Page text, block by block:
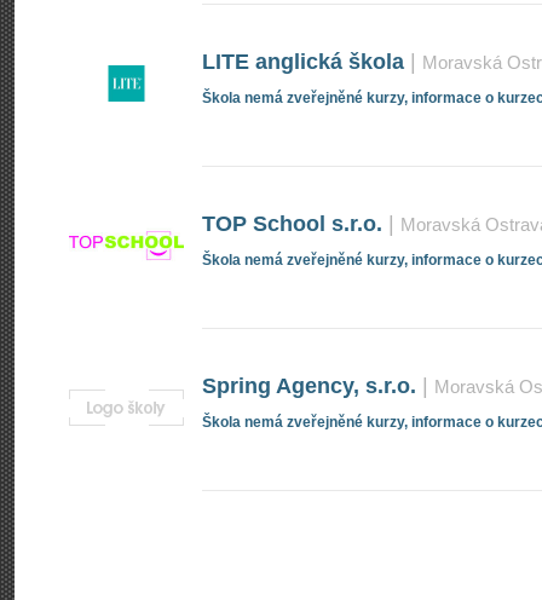
LITE anglická škola Moravská
Škola nemá zveřejněné kurzy, informace o
TOP School s.r.o. Moravská
Škola nemá zveřejněné kurzy, informace o
Spring Agency, s.r.o. Moravská
Škola nemá zveřejněné kurzy, informace o